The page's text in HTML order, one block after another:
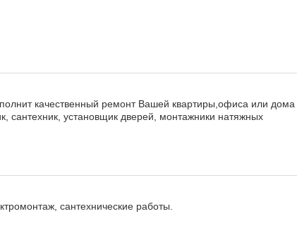
качественный ремонт Вашей квартиры,офиса или дома
сантехник, установщик дверей, монтажники натяжных
сантехнические работы.